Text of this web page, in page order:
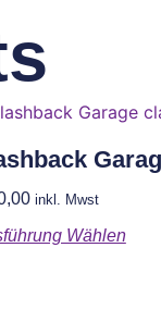
inkl. Mwst
Wählen